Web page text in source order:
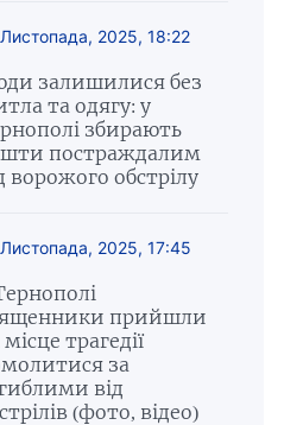
2025, 18:22
залишилися без
та одягу: у
збирають
постраждалим
ворожого обстрілу
2025, 17:45
прийшли
трагедії
за
від
(фото, відео)